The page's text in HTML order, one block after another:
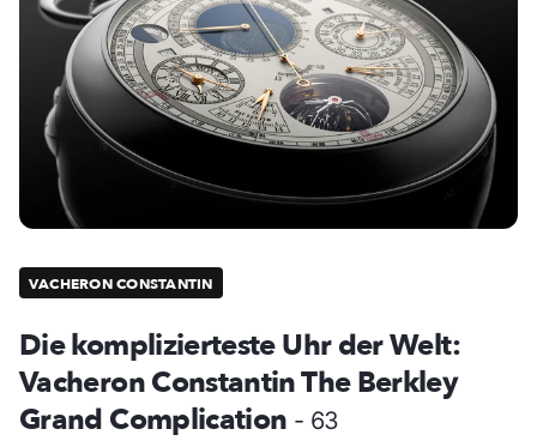
VACHERON CONSTANTIN
Die komplizierteste Uhr der Welt:
Vacheron Constantin The Berkley
Grand Complication - 63